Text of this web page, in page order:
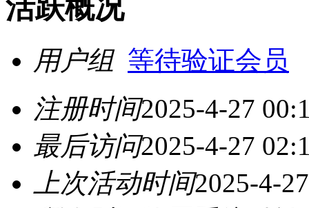
活跃概况
用户组 等待验证会员
注册时间2025-4-27
最后访问2025-4-27
上次活动时间2025-4-